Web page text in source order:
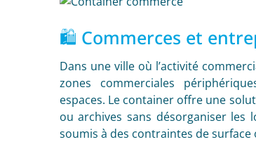
🛍️ Commerces et
Dans une ville où l’activité
zones commerciales
espaces. Le container offre une
ou archives sans désorganiser les
soumis à des contraintes de